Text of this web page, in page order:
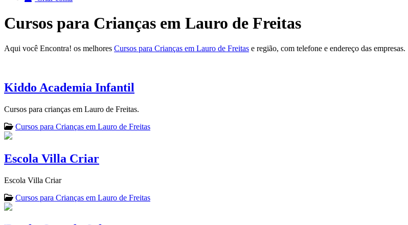
Cursos para Crianças em Lauro de Freitas
Aqui você Encontra! os melhores Cursos para Crianças em Lauro de Freitas e região, com telefone e endereço das empresas.
Kiddo Academia Infantil
Cursos para crianças em Lauro de Freitas.
Cursos para Crianças em Lauro de Freitas
Escola Villa Criar
Escola Villa Criar
Cursos para Crianças em Lauro de Freitas